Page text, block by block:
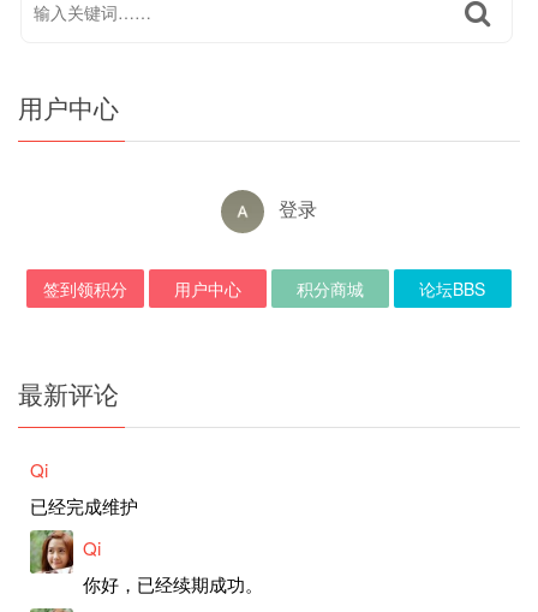
用户中心
登录
签到领积分 用户中心 积分商城 论坛BBS
最新评论
Qi
已经完成维护
Qi
你好，已经续期成功。